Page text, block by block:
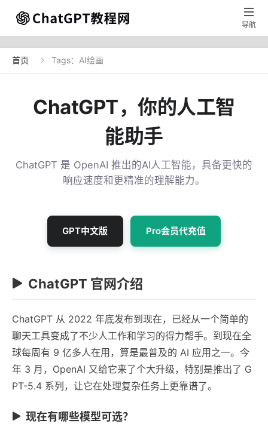

导航
首页  Tags：AI绘画
ChatGPT，你的人工智
能助手
ChatGPT 是 OpenAI 推出的AI人工智能，具备更快的
响应速度和更精准的理解能力。
GPT中文版 Pro会员代充值
ChatGPT 官网介绍
ChatGPT 从 2022 年底发布到现在，已经从一个简单的
聊天工具变成了不少人工作和学习的得力帮手。到现在全
球每周有 9 亿多人在用，算是最普及的 AI 应用之一。今
年 3 月，OpenAI 又给它来了个大升级，特别是推出了 G
PT-5.4 系列，让它在处理复杂任务上更靠谱了。
现在有哪些模型可选？